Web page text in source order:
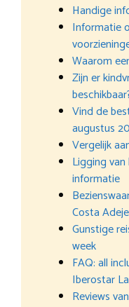
Handige
Informatie
Waarom
Zijn er
Vind de
augustus
Vergelijk
Ligging
informatie
Costa Adeje
Gunstige
week
FAQ: all
Iberostar
Reviews